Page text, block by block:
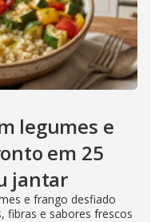
legumes e
em 25
jantar
e frango desfiado
fibras e sabores frescos